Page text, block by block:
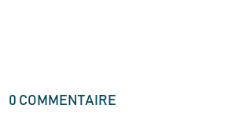
0 COMMENTAIRE